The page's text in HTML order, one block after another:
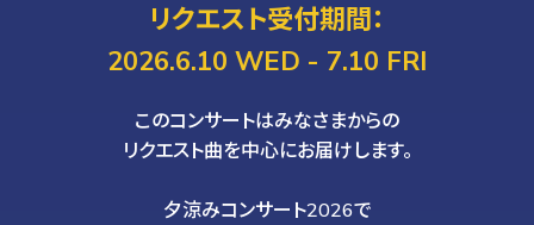
リクエスト受付期間：
2026.6.10 WED - 7.10 FRI
このコンサートはみなさまからの
リクエスト曲を中心にお届けします。
夕涼みコンサート2026で